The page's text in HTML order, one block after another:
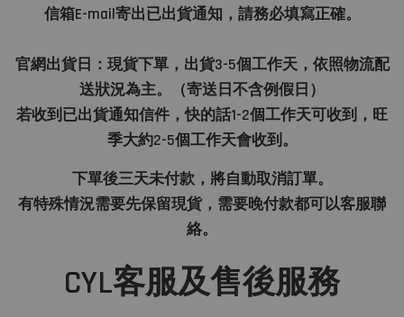
信箱E-mail寄出已出貨通知，請務必填寫正確。
官網出貨日：現貨下單，出貨3-5個工作天，依照物流配
送狀況為主。（寄送日不含例假日）
若收到已出貨通知信件，快的話1-2個工作天可收到，旺
季大約2-5個工作天會收到。
下單後三天未付款，將自動取消訂單。
有特殊情況需要先保留現貨，需要晚付款都可以客服聯
絡。
CYL客服及售後服務